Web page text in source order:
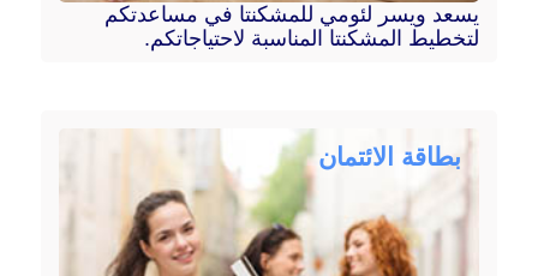
يسعد ويسر لئومي للمشكنتا في مساعدتكم
لتخطيط المشكنتا المناسبة لاحتياجاتكم.
بطاقة الائتمان